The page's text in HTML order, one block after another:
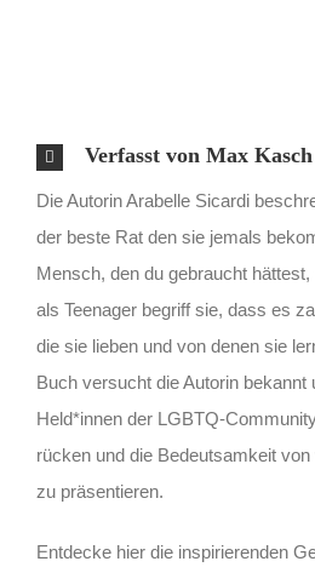
Verfasst von Max Kasch
Die Autorin Arabelle Sicardi
der beste Rat den sie jemals
Mensch, den du gebraucht
als Teenager begriff sie, dass es
die sie lieben und von denen sie
Buch versucht die Autorin bekannt
Held*innen der LGBTQ-
rücken und die Bedeutsamkeit
zu präsentieren.
Entdecke hier die inspirierenden